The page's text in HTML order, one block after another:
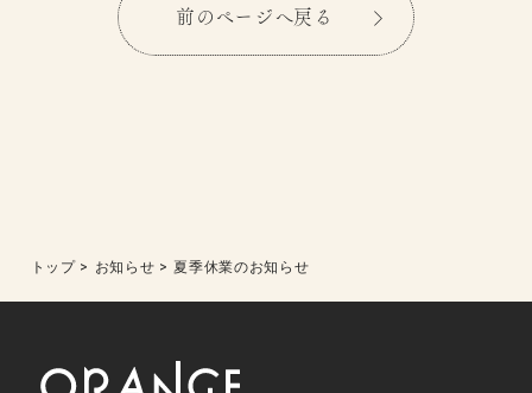
前のページへ戻る
トップ> お知らせ > 夏季休業のお知らせ